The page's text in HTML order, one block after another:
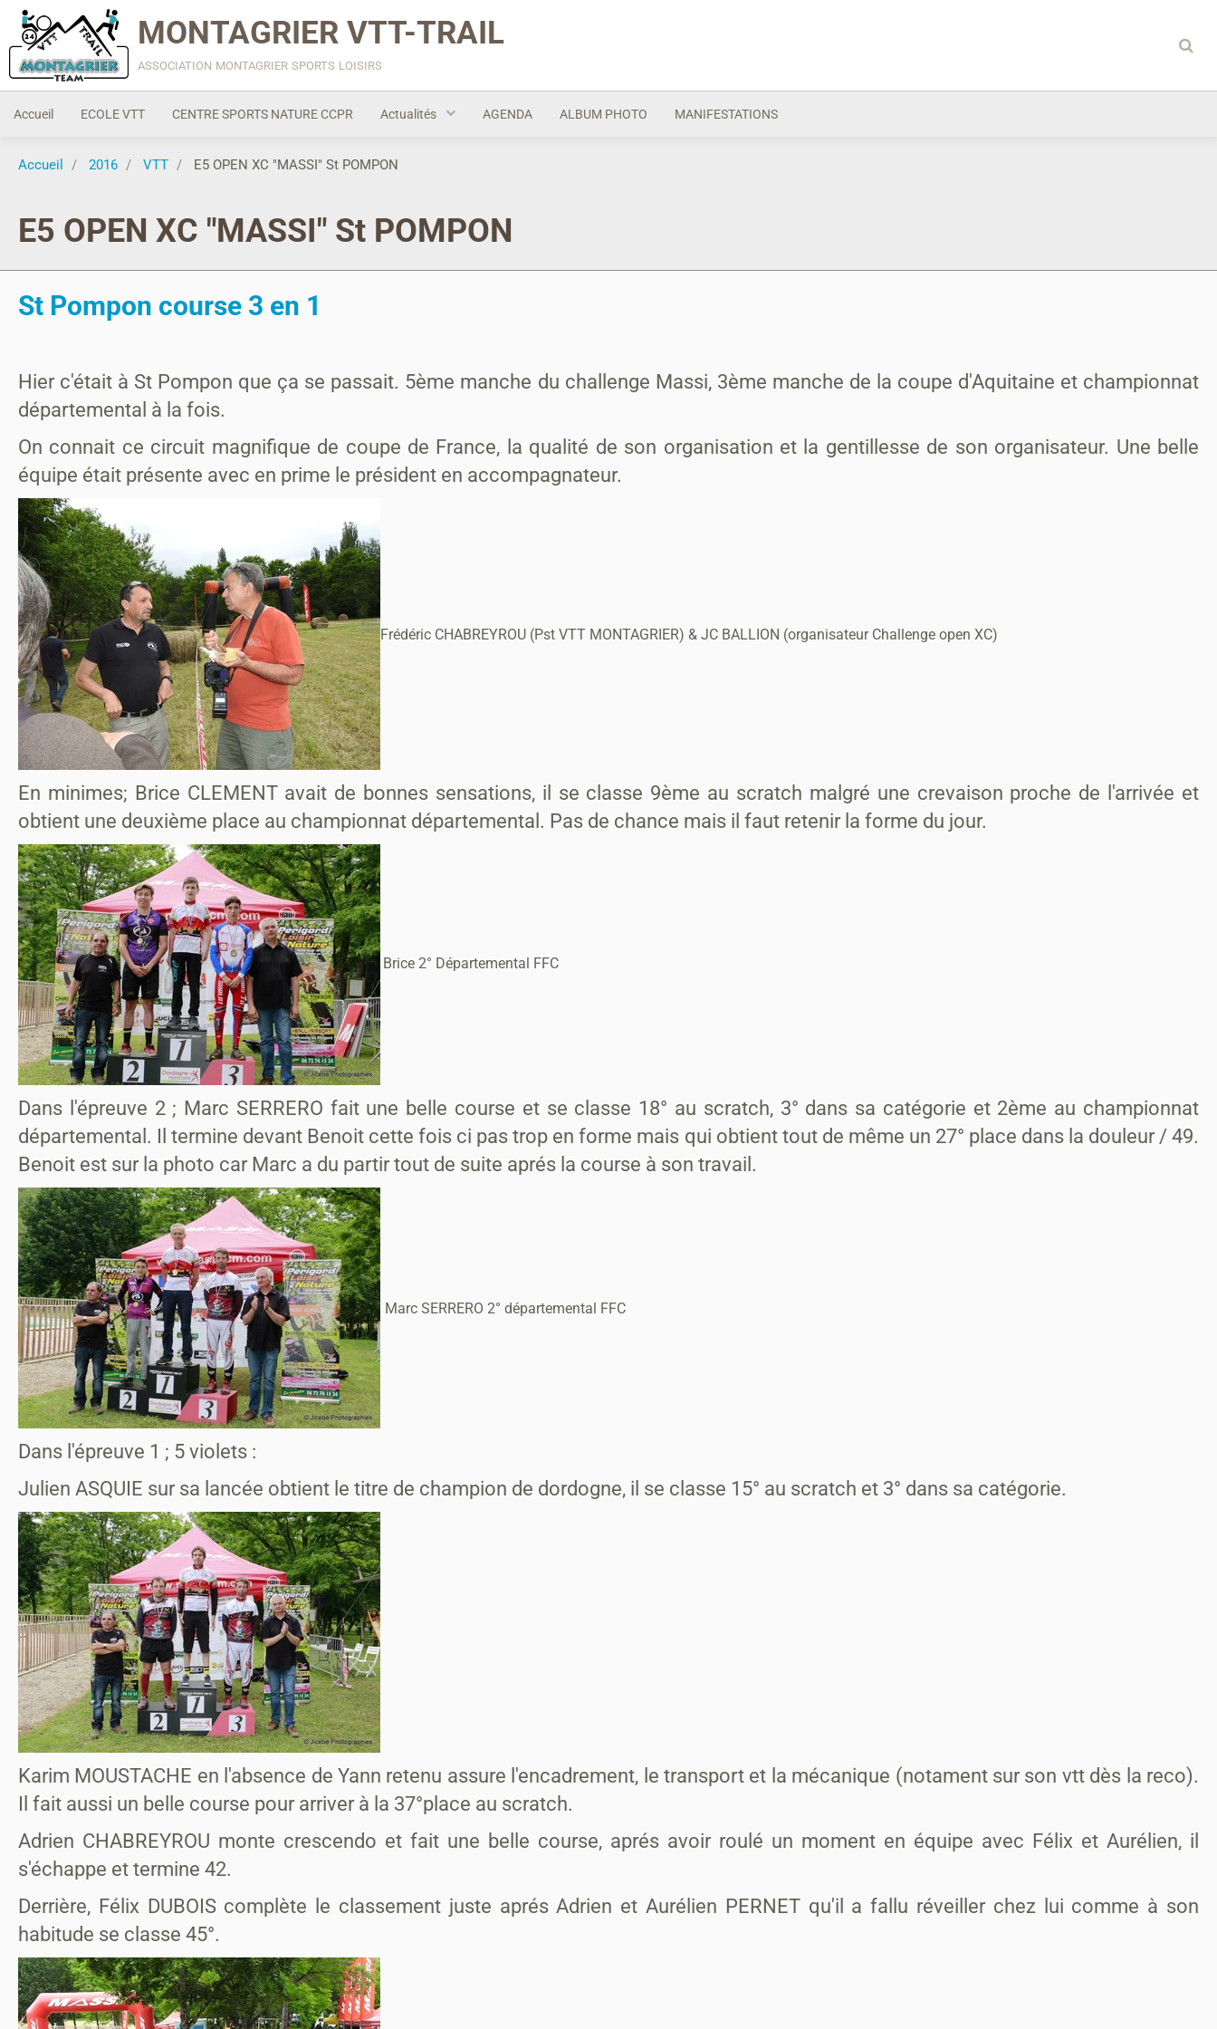
MONTAGRIER VTT-TRAIL
association montagrier sports loisirs
Accueil ECOLE VTT CENTRE SPORTS NATURE CCPR Actualités AGENDA ALBUM PHOTO MANIFESTATIONS
Accueil 2016 VTT E5 OPEN XC "MASSI" St POMPON
E5 OPEN XC "MASSI" St POMPON
St Pompon course 3 en 1
Hier c'était à St Pompon que ça se passait. 5ème manche du challenge Massi, 3ème manche de la coupe d'Aquitaine et championnat
départemental à la fois.
On connait ce circuit magnifique de coupe de France, la qualité de son organisation et la gentillesse de son organisateur. Une belle
équipe était présente avec en prime le président en accompagnateur.
Frédéric CHABREYROU (Pst VTT MONTAGRIER) & JC BALLION (organisateur Challenge open XC)
En minimes; Brice CLEMENT avait de bonnes sensations, il se classe 9ème au scratch malgré une crevaison proche de l'arrivée et
obtient une deuxième place au championnat départemental. Pas de chance mais il faut retenir la forme du jour.
Brice 2° Départemental FFC
Dans l'épreuve 2 ; Marc SERRERO fait une belle course et se classe 18° au scratch, 3° dans sa catégorie et 2ème au championnat
départemental. Il termine devant Benoit cette fois ci pas trop en forme mais qui obtient tout de même un 27° place dans la douleur / 49.
Benoit est sur la photo car Marc a du partir tout de suite aprés la course à son travail.
Marc SERRERO 2° départemental FFC
Dans l'épreuve 1 ; 5 violets :
Julien ASQUIE sur sa lancée obtient le titre de champion de dordogne, il se classe 15° au scratch et 3° dans sa catégorie.
Karim MOUSTACHE en l'absence de Yann retenu assure l'encadrement, le transport et la mécanique (notament sur son vtt dès la reco).
Il fait aussi un belle course pour arriver à la 37°place au scratch.
Adrien CHABREYROU monte crescendo et fait une belle course, aprés avoir roulé un moment en équipe avec Félix et Aurélien, il
s'échappe et termine 42.
Derrière, Félix DUBOIS complète le classement juste aprés Adrien et Aurélien PERNET qu'il a fallu réveiller chez lui comme à son
habitude se classe 45°.